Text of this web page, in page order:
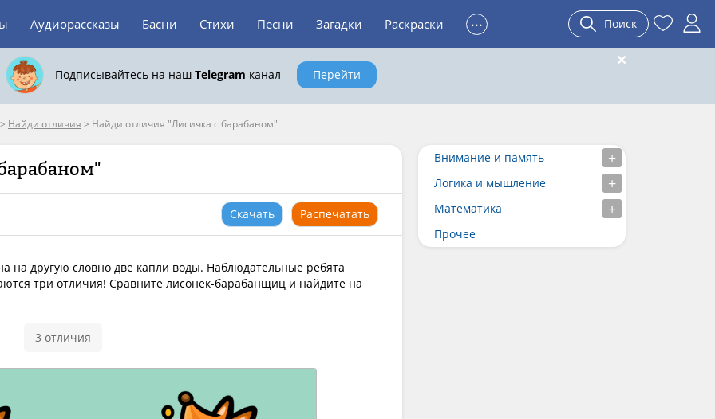
Аудиорассказы Басни Стихи Песни Загадки Раскраски ... Поиск
Подписывайтесь на наш Telegram канал Перейти
Найди отличия > Найди отличия "Лисичка с барабаном"
Скачать Распечатать
на другую словно две капли воды. Наблюдательные ребята
три отличия! Сравните лисонек-барабанщиц и найдите на
3 отличия
Внимание и память
Логика и мышление
Математика
Прочее